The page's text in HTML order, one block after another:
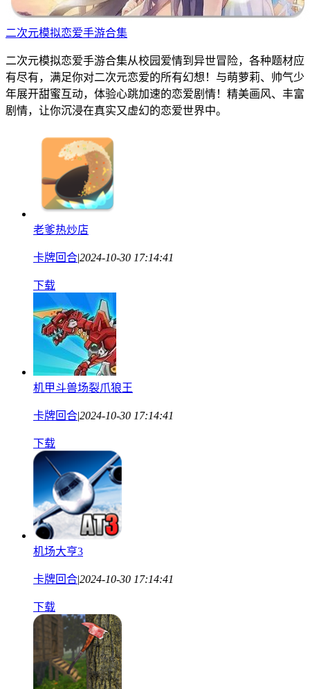
二次元模拟恋爱手游合集
二次元模拟恋爱手游合集从校园爱情到异世冒险，各种题材应
有尽有，满足你对二次元恋爱的所有幻想！与萌萝莉、帅气少
年展开甜蜜互动，体验心跳加速的恋爱剧情！精美画风、丰富
剧情，让你沉浸在真实又虚幻的恋爱世界中。
老爹热炒店
卡牌回合|2024-10-30 17:14:41
下载
机甲斗兽场裂爪狼王
卡牌回合|2024-10-30 17:14:41
下载
机场大亨3
卡牌回合|2024-10-30 17:14:41
下载